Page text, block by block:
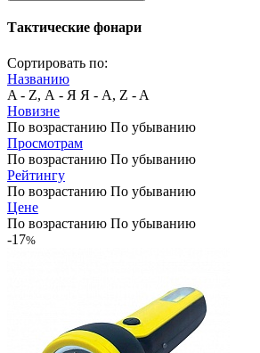
Тактические фонари
Сортировать по:
Названию
A - Z, А - Я Я - А, Z - A
Новизне
По возрастанию По убыванию
Просмотрам
По возрастанию По убыванию
Рейтингу
По возрастанию По убыванию
Цене
По возрастанию По убыванию
-17%